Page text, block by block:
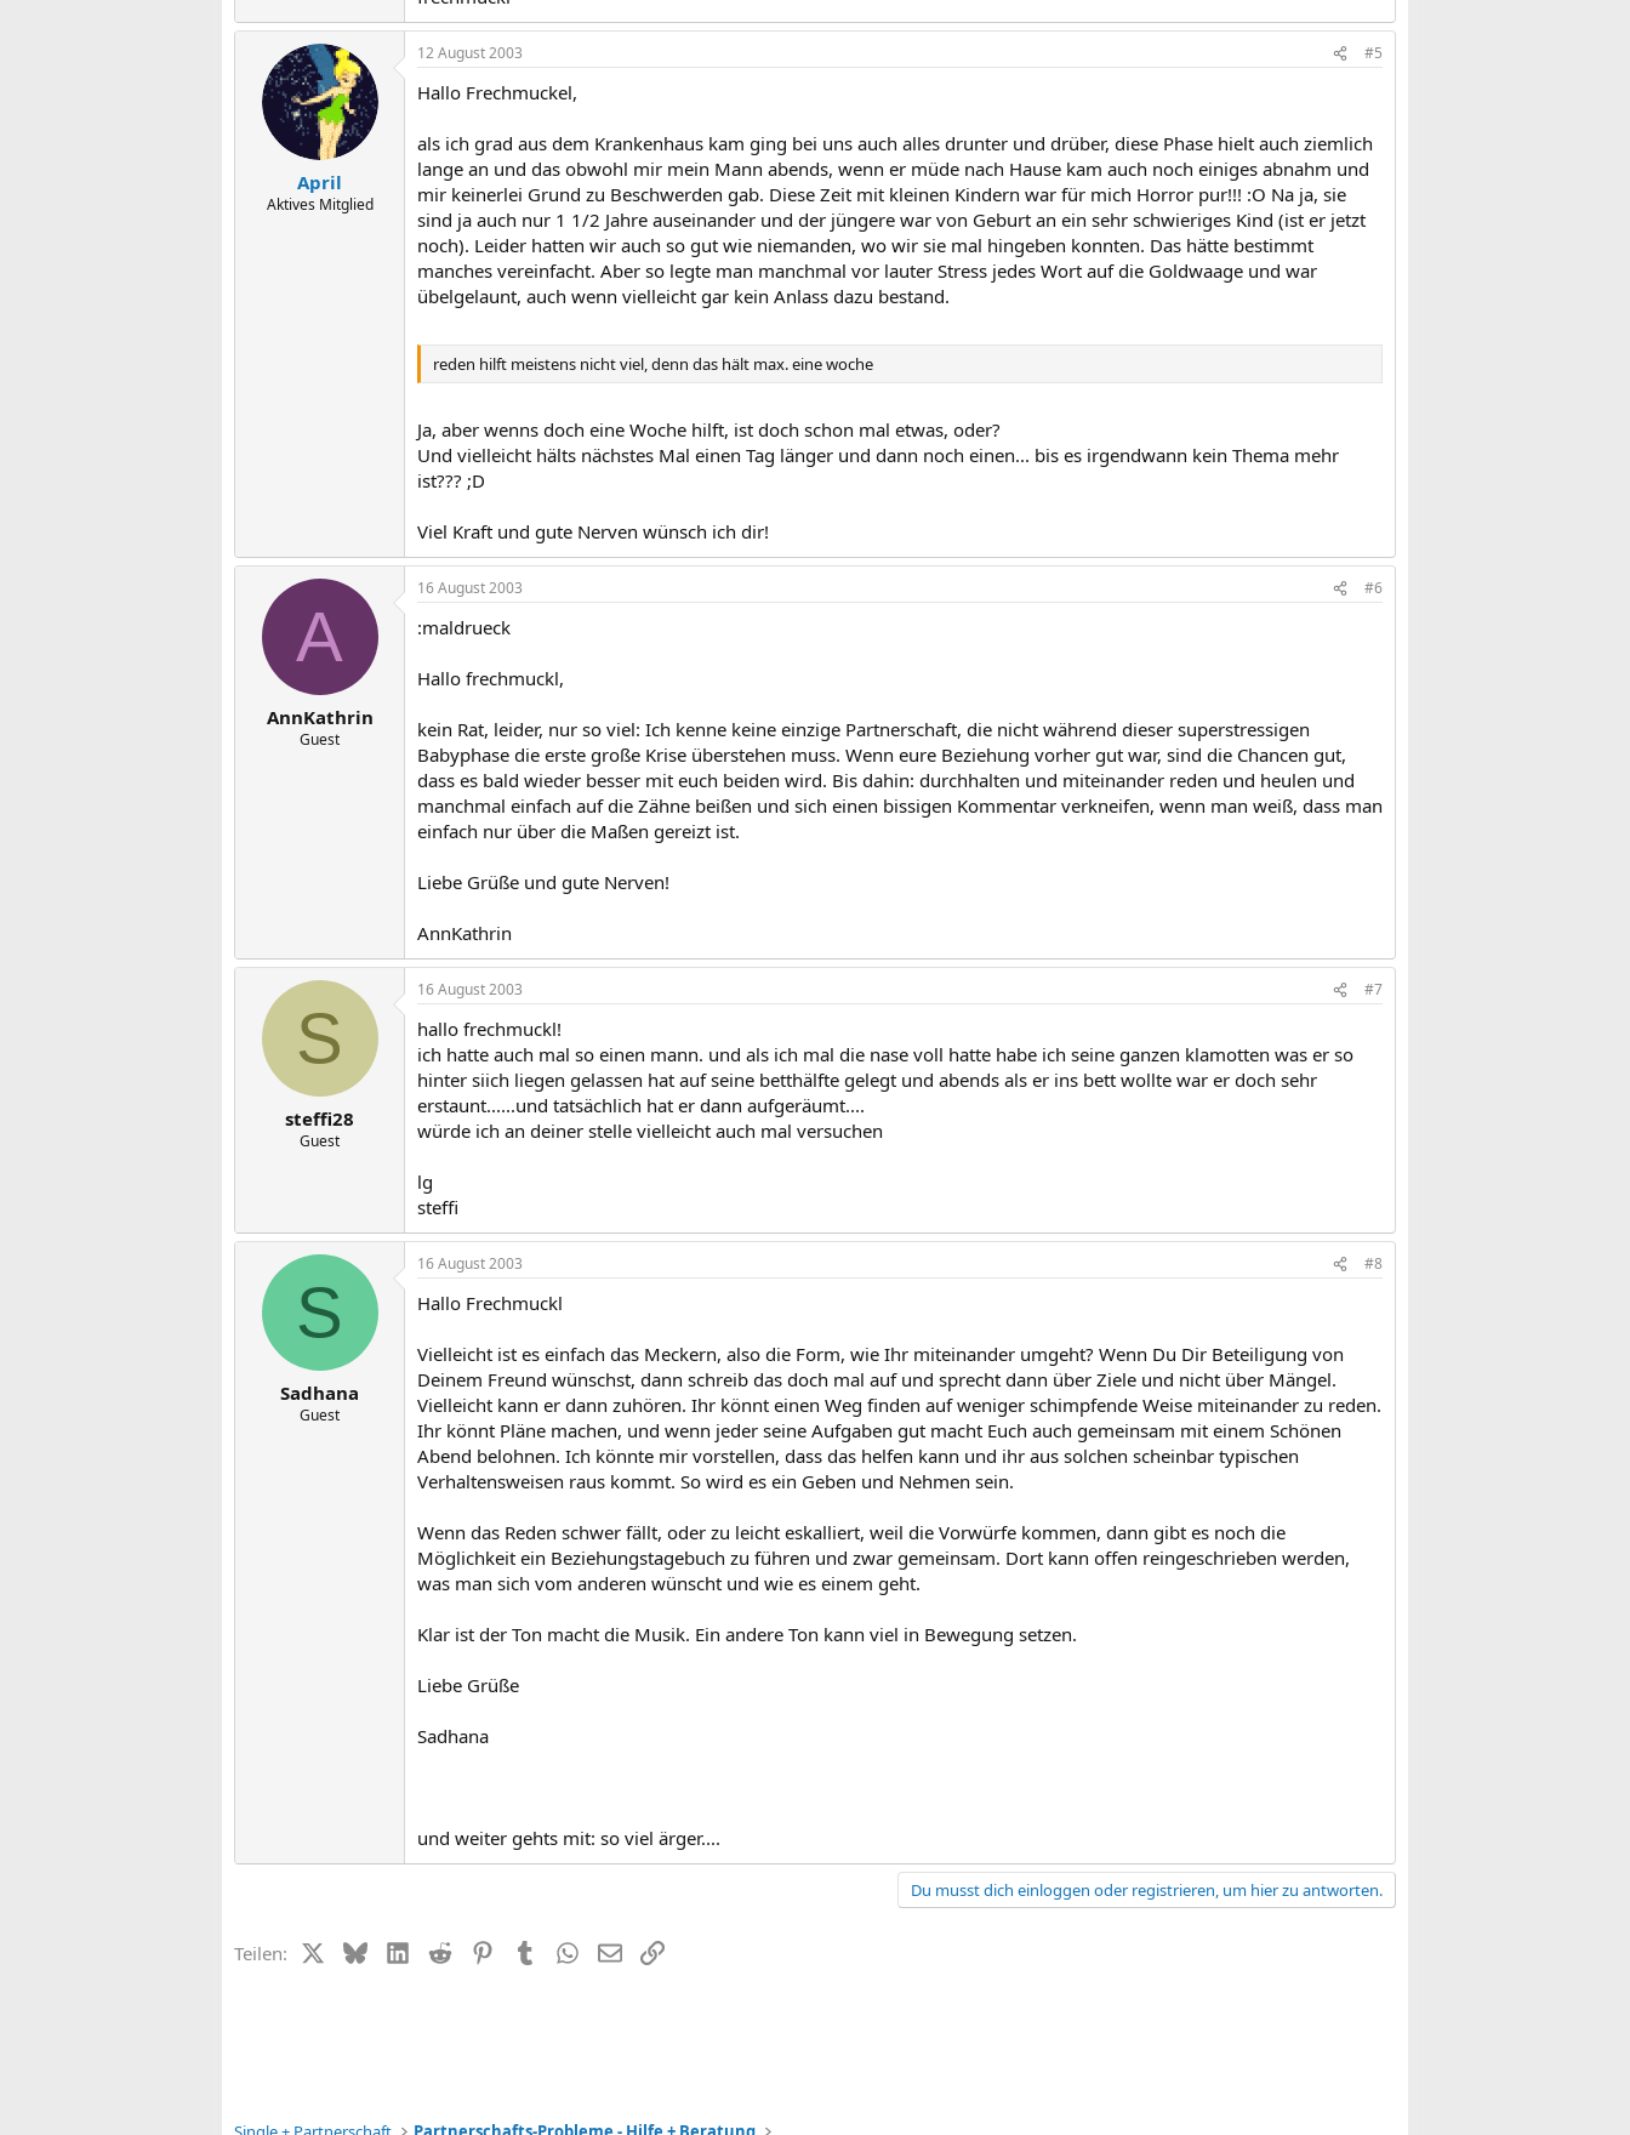
April
Aktives Mitglied
12 August 2003 #5
Hallo Frechmuckel,
als ich grad aus dem Krankenhaus kam ging bei uns auch alles drunter und drüber, diese Phase hielt auch ziemlich
lange an und das obwohl mir mein Mann abends, wenn er müde nach Hause kam auch noch einiges abnahm und
mir keinerlei Grund zu Beschwerden gab. Diese Zeit mit kleinen Kindern war für mich Horror pur!!! :O Na ja, sie
sind ja auch nur 1 1/2 Jahre auseinander und der jüngere war von Geburt an ein sehr schwieriges Kind (ist er jetzt
noch). Leider hatten wir auch so gut wie niemanden, wo wir sie mal hingeben konnten. Das hätte bestimmt
manches vereinfacht. Aber so legte man manchmal vor lauter Stress jedes Wort auf die Goldwaage und war
übelgelaunt, auch wenn vielleicht gar kein Anlass dazu bestand.
reden hilft meistens nicht viel, denn das hält max. eine woche
Ja, aber wenns doch eine Woche hilft, ist doch schon mal etwas, oder?
Und vielleicht hälts nächstes Mal einen Tag länger und dann noch einen... bis es irgendwann kein Thema mehr
ist??? ;D
Viel Kraft und gute Nerven wünsch ich dir!
A
AnnKathrin
Guest
16 August 2003 #6
:maldrueck
Hallo frechmuckl,
kein Rat, leider, nur so viel: Ich kenne keine einzige Partnerschaft, die nicht während dieser superstressigen
Babyphase die erste große Krise überstehen muss. Wenn eure Beziehung vorher gut war, sind die Chancen gut,
dass es bald wieder besser mit euch beiden wird. Bis dahin: durchhalten und miteinander reden und heulen und
manchmal einfach auf die Zähne beißen und sich einen bissigen Kommentar verkneifen, wenn man weiß, dass man
einfach nur über die Maßen gereizt ist.
Liebe Grüße und gute Nerven!
AnnKathrin
S
steffi28
Guest
16 August 2003 #7
hallo frechmuckl!
ich hatte auch mal so einen mann. und als ich mal die nase voll hatte habe ich seine ganzen klamotten was er so
hinter siich liegen gelassen hat auf seine betthälfte gelegt und abends als er ins bett wollte war er doch sehr
erstaunt......und tatsächlich hat er dann aufgeräumt....
würde ich an deiner stelle vielleicht auch mal versuchen
lg
steffi
S
Sadhana
Guest
16 August 2003 #8
Hallo Frechmuckl
Vielleicht ist es einfach das Meckern, also die Form, wie Ihr miteinander umgeht? Wenn Du Dir Beteiligung von
Deinem Freund wünschst, dann schreib das doch mal auf und sprecht dann über Ziele und nicht über Mängel.
Vielleicht kann er dann zuhören. Ihr könnt einen Weg finden auf weniger schimpfende Weise miteinander zu reden.
Ihr könnt Pläne machen, und wenn jeder seine Aufgaben gut macht Euch auch gemeinsam mit einem Schönen
Abend belohnen. Ich könnte mir vorstellen, dass das helfen kann und ihr aus solchen scheinbar typischen
Verhaltensweisen raus kommt. So wird es ein Geben und Nehmen sein.
Wenn das Reden schwer fällt, oder zu leicht eskalliert, weil die Vorwürfe kommen, dann gibt es noch die
Möglichkeit ein Beziehungstagebuch zu führen und zwar gemeinsam. Dort kann offen reingeschrieben werden,
was man sich vom anderen wünscht und wie es einem geht.
Klar ist der Ton macht die Musik. Ein andere Ton kann viel in Bewegung setzen.
Liebe Grüße
Sadhana
und weiter gehts mit: so viel ärger....
Du musst dich einloggen oder registrieren, um hier zu antworten.
Teilen: X (Twitter)
BlueskyLinkedIn
Reddit PinterestTumblrWhatsApp
E-MailLink